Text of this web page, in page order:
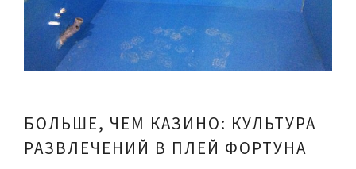
БОЛЬШЕ, ЧЕМ КАЗИНО: КУЛЬТУРА
РАЗВЛЕЧЕНИЙ В ПЛЕЙ ФОРТУНА